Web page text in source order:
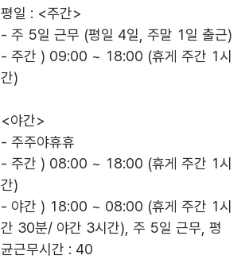
평일 : <주간>
- 주 5일 근무 (평일 4일, 주말 1일 출근)
- 주간 ) 09:00 ~ 18:00 (휴게 주간 1시
간)
<야간>
- 주주야휴휴
- 주간 ) 08:00 ~ 18:00 (휴게 주간 1시
간)
- 야간 ) 18:00 ~ 08:00 (휴게 주간 1시
간 30분/ 야간 3시간), 주 5일 근무, 평
균근무시간 : 40